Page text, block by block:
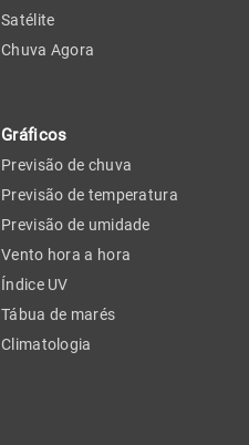
Satélite
Chuva Agora
Gráficos
Previsão de chuva
Previsão de temperatura
Previsão de umidade
Vento hora a hora
Índice UV
Tábua de marés
Climatologia